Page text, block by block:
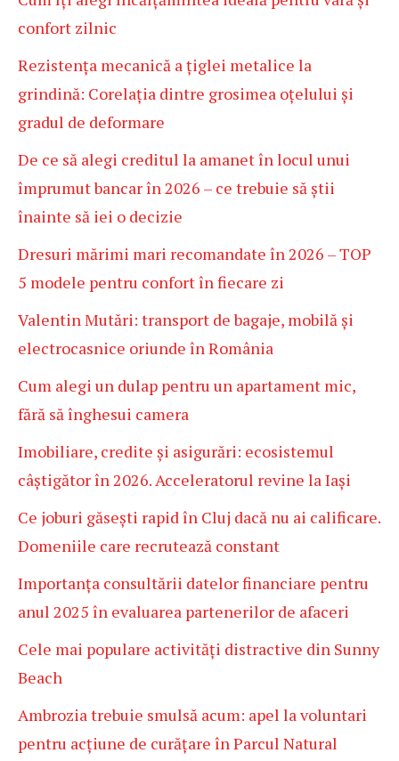
confort zilnic
Rezistența mecanică a țiglei metalice la
grindină: Corelația dintre grosimea oțelului și
gradul de deformare
De ce să alegi creditul la amanet în locul unui
împrumut bancar în 2026 – ce trebuie să știi
înainte să iei o decizie
Dresuri mărimi mari recomandate în 2026 – TOP
5 modele pentru confort în fiecare zi
Valentin Mutări: transport de bagaje, mobilă și
electrocasnice oriunde în România
Cum alegi un dulap pentru un apartament mic,
fără să înghesui camera
Imobiliare, credite și asigurări: ecosistemul
câștigător în 2026. Acceleratorul revine la Iași
Ce joburi găsești rapid în Cluj dacă nu ai calificare.
Domeniile care recrutează constant
Importanța consultării datelor financiare pentru
anul 2025 în evaluarea partenerilor de afaceri
Cele mai populare activități distractive din Sunny
Beach
Ambrozia trebuie smulsă acum: apel la voluntari
pentru acțiune de curățare în Parcul Natural